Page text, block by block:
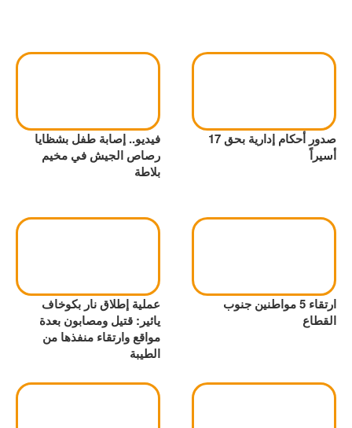
صدور أحكام إدارية بحق 17
أسيراً
فيديو.. إصابة طفل بشظايا
رصاص الجيش في مخيم
بلاطة
ارتقاء 5 مواطنين جنوب
القطاع
عملية إطلاق نار بكوخاف
يائير: قتيل ومصابون بعدة
مواقع وارتقاء منفذها من
الطيبة